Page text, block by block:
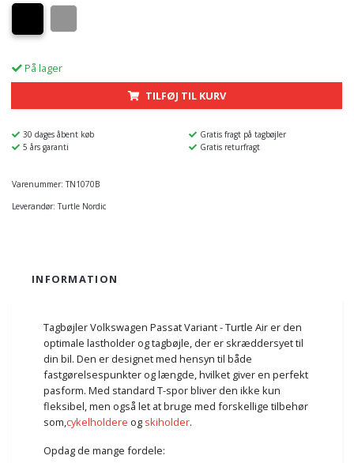
På lager
TILFØJ TIL KURV
30 dages åbent køb
Gratis fragt på tagbøjler
5 års garanti
Gratis returfragt
Varenummer: TN1070B
Leverandør: Turtle Nordic
INFORMATION
Tagbøjler Volkswagen Passat Variant - Turtle Air er den
optimale lastholder og tagbøjle, der er skræddersyet til
din bil. Den er designet med hensyn til både
fastgørelsespunkter og længde, hvilket giver en perfekt
pasform. Med standard T-spor bliver den ikke kun
fleksibel, men også let at bruge med forskellige tilbehør
som,cykelholdere og skiholder.
Opdag de mange fordele: